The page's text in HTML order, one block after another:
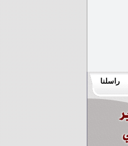
راسلنا